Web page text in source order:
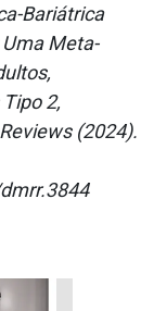
Bariátrica
Meta-
2,
(2024).